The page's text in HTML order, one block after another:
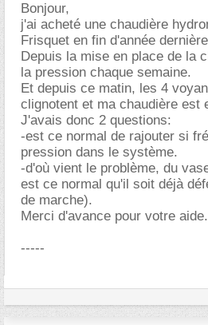
Bonjour,
j'ai acheté une chaudière
Frisquet en fin d'année
Depuis la mise en place de la
la pression chaque semaine.
Et depuis ce matin, les 4
clignotent et ma chaudière est
J'avais donc 2 questions:
-est ce normal de rajouter si
pression dans le système.
-d'où vient le problème, du
est ce normal qu'il soit déjà
de marche).
Merci d'avance pour votre aide.
-----